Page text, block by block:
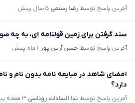
آخرین پاسخ توسط رضا رستمی ۵ سال پیش
سند گرفتن برای زمین قولنامه ای، به چه
آخرین پاسخ توسط حسن آرین پور ۱ ماه پیش
امضای شاهد در مبایعه نامه بدون نام و
دارد؟
آخرین پاسخ توسط ندا السادات روناسی ۳ هفته پیش